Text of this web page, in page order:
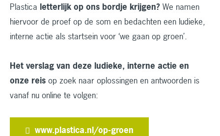
Plastica letterlijk op ons bordje krijgen? We namen
hiervoor de proef op de som en bedachten een ludieke,
interne actie als startsein voor ‘we gaan op groen’.
Het verslag van deze ludieke, interne actie en
onze reis op zoek naar oplossingen en antwoorden is
vanaf nu online te volgen:
www.plastica.nl/op-groen